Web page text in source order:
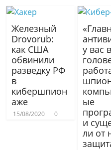
Железный
Drovorub:
как США
обвинили
разведку РФ
в
кибершпион
аже
15/08/2020 0
у вас в
ые
и
ли от